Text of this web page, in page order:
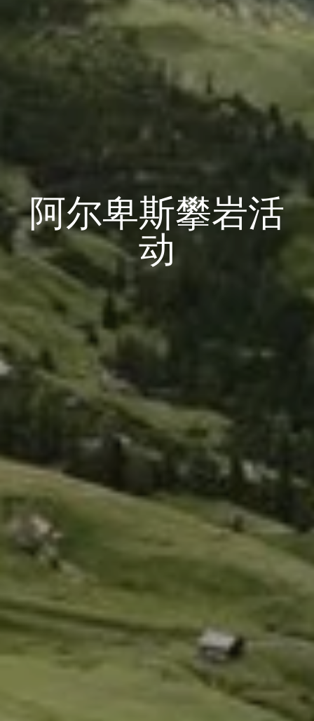
阿尔卑斯攀岩活
动